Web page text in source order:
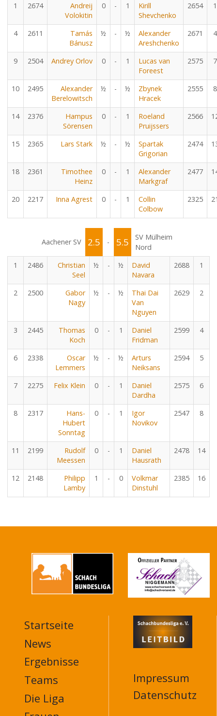
1
2674
Andreij
Volokitin
0 - 1
Kirill
Shevchenko
2654 1
4 2611
Tamás
Bánusz
½ - ½
Alexander
Areshchenko
2671 4
9 2504 Andrey Orlov 0 - 1
Lucas van
Foreest
2575 7
10 2495
Alexander
Berelowitsch
½ - ½
Zbynek
Hracek
2555 8
14 2376
Hampus
Sörensen
0 - 1
Roeland
Pruijssers
2566
15 2365 Lars Stark ½ - ½
Spartak
Grigorian
2474
18 2361
Timothee
Heinz
0 - 1
Alexander
Markgraf
2477
20 2217 Inna Agrest 0 - 1
Collin
Colbow
2325
Aachener SV 2.5 - 5.5
SV Mülheim
Nord
1
2486
Christian
Seel
½ - ½
David
Navara
2688 1
2 2500
Gabor
Nagy
½ - ½
Thai Dai
Van
Nguyen
2629 2
3 2445
Thomas
Koch
0 - 1
Daniel
Fridman
2599 4
6 2338
Oscar
Lemmers
½ - ½
Arturs
Neiksans
2594 5
7 2275 Felix Klein 0 - 1
Daniel
Dardha
2575 6
8 2317
Hans-
Hubert
Sonntag
0 - 1
Igor
Novikov
2547 8
11 2199
Rudolf
Meessen
0 - 1
Daniel
Hausrath
2478 14
12 2148
Philipp
Lamby
1 - 0
Volkmar
Dinstuhl
2385 16
MAIN
NAVIGATION
FOOTER
Startseite
News
Ergebnisse
Teams
Die Liga
Impressum
Datenschutz